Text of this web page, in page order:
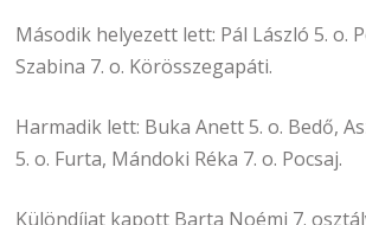
Második helyezett lett: Pál László 5. o.
Szabina 7. o. Körösszegapáti.
Harmadik lett: Buka Anett 5. o. Bedő,
5. o. Furta, Mándoki Réka 7. o. Pocsaj.
Különdíjat kapott Barta Noémi 7.